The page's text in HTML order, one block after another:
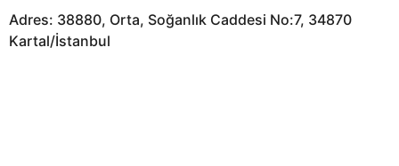
Adres: 38880, Orta, Soğanlık Caddesi No:7, 34870
Kartal/İstanbul